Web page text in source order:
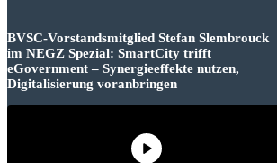
BVSC-Vorstandsmitglied Stefan Slembrouck
im NEGZ Spezial: SmartCity trifft
eGovernment – Synergieeffekte nutzen,
Digitalisierung voranbringen